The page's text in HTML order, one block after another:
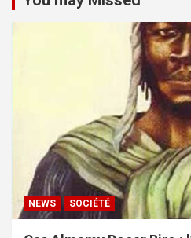
NEWS SOCIÉTÉ